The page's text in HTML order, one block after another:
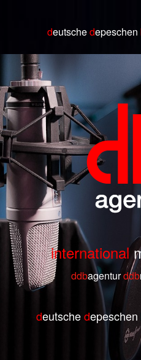
deutschedepeschen
international
ddbagenturddb
deutschedepeschen